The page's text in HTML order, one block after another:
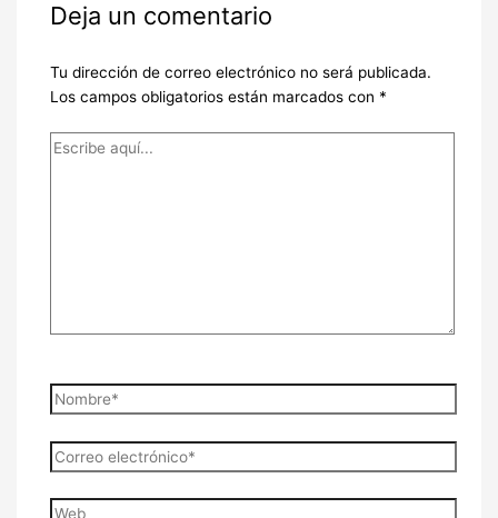
Deja un comentario
Tu dirección de correo electrónico no será publicada.
Los campos obligatorios están marcados con *
Escribe
Nombre*
Correo
electrónico*
Web